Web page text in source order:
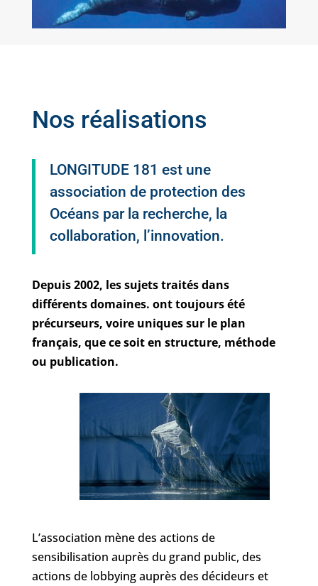
Nos réalisations
LONGITUDE 181 est une
association de protection des
Océans par la recherche, la
collaboration, l’innovation.
Depuis 2002, les sujets traités dans
différents domaines. ont toujours été
précurseurs, voire uniques sur le plan
français, que ce soit en structure, méthode
ou publication.
L’association mène des actions de
sensibilisation auprès du grand public, des
actions de lobbying auprès des décideurs et